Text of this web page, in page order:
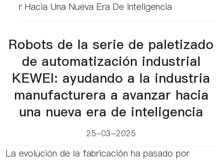
R Hacia Una Nueva Era De Inteligencia
Robots de la serie de paletizado
de automatización industrial
KEWEI: ayudando a la industria
manufacturera a avanzar hacia
una nueva era de inteligencia
25-03-2025
La evolución de la fabricación ha pasado por